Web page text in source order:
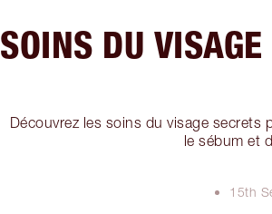
SOINS DU
Découvrez les soins du visage
le sébum et
15th